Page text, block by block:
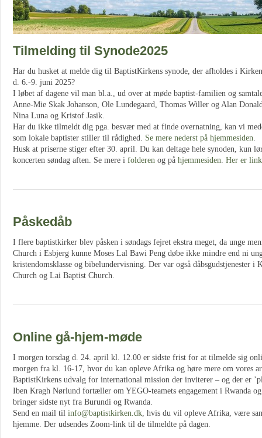
Tilmelding til Synode2025
Har du husket at melde dig til BaptistKirkens synode, der afholdes i
d. 6.-9. juni 2025?
I løbet af dagene vil man bl.a., ud over at møde baptist-familien og
Anne-Mie Skak Johanson, Ole Lundegaard, Thomas Willer og Alan
Nina Luna og Kristof Jasik.
Har du ikke tilmeldt dig pga. besvær med at finde overnatning, kan vi
som lokale baptister stiller til rådighed. Se mere nederst på hjemmesiden.
Husk at priserne stiger efter 30. april. Du kan deltage hele synoden, kun
koncerten søndag aften. Se mere i folderen og på hjemmesiden. Her er
Påskedåb
I flere baptistkirker blev påsken i søndags fejret ekstra meget, da unge
Church i Esbjerg kunne Moses Lal Bawi Peng døbe ikke mindre end ni
kristendomsklasse og bibelundervisning. Der var også dåbsgudstjenester
Church og Lai Baptist Church.
Online gå-hjem-møde
I morgen torsdag d. 24. april kl. 12.00 er sidste frist for at tilmelde sig
morgen fra kl. 16-17, hvor du kan opleve Afrika og høre mere om vores
BaptistKirkens udvalg for international mission der inviterer – og der er
Iben Kragh Nørlund fortæller om YEGO-teamets engagement i Rwanda
bringer sidste nyt fra Burundi og Rwanda.
Send en mail til info@baptistkirken.dk, hvis du vil opleve Afrika, være
hjemme. Der udsendes Zoom-link til de tilmeldte på dagen.